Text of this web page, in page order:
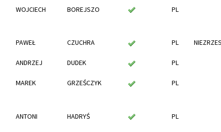
WOJCIECH BOREJSZO PL
PAWEŁ CZUCHRA PL
ANDRZEJ DUDEK PL
MAREK GRZEŚCZYK PL
ANTONI HADRYŚ PL